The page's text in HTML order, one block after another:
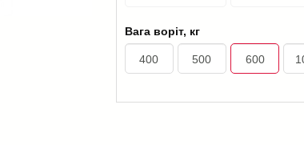
Вага воріт, кг
400 500 600